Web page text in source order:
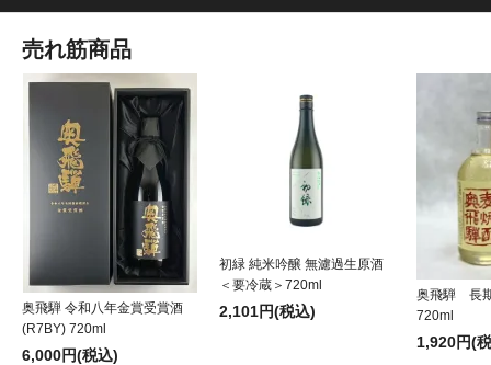
売れ筋商品
奥飛騨 令和八年金賞受賞酒
(R7BY) 720ml
6,000円(税込)
初緑 純米吟醸 無濾過生原酒
＜要冷蔵＞720ml
2,101円(税込)
奥飛騨 長
720ml
1,920円(